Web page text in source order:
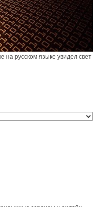
русском языке увидел свет